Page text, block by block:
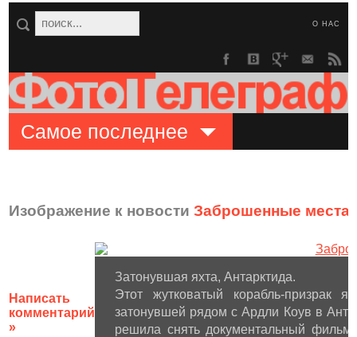
О НАС
Самое последнее
Изображение к новостиЗаброшенные места
Написать
комментарий
»
Затонувшая яхта, Антарктида.
Этот жутковатый корабль-призрак
затонувшей рядом с Ардли Коув в
решила снять документальный